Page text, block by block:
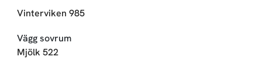
Vinterviken 985
Vägg sovrum
Mjölk 522